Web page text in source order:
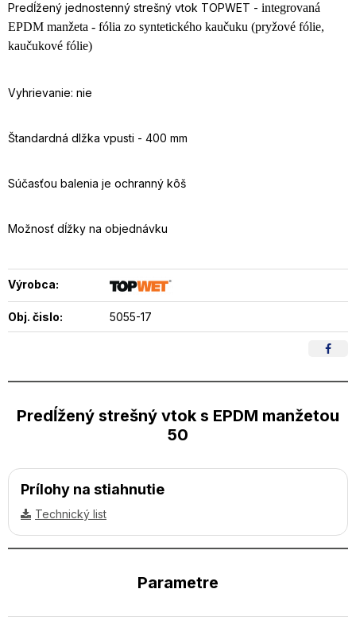
Predĺžený jednostenný strešný vtok TOPWET - integrovaná
EPDM manžeta - fólia zo syntetického kaučuku (pryžové fólie,
kaučukové fólie)
Vyhrievanie: nie
Štandardná dlžka vpusti - 400 mm
Súčasťou balenia je ochranný kôš
Možnosť dĺžky na objednávku
Výrobca:
Obj. čislo: 5055-17
Predĺžený strešný vtok s EPDM manžetou
50
Prílohy na stiahnutie
Technický list
Parametre